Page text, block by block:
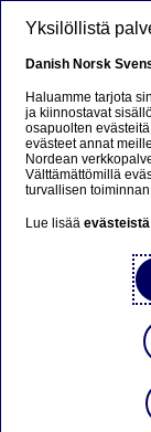
14-02-2017
Nordea Bank
warrantin
hinnan
Yksilöllistä
Danish Norsk
Haluamme tarjota
ja kiinnostavat
osapuolten
evästeet annat
Nordean
Välttämättömillä
turvallisen
Lue lisääevästeistä